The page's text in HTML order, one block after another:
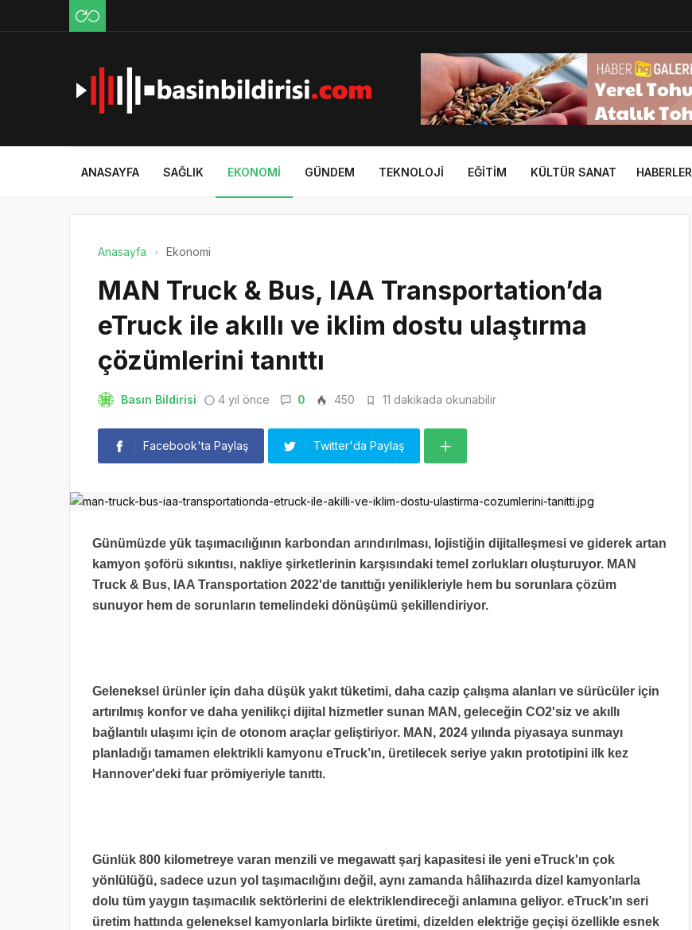
ANASAYFA SAĞLIK EKONOMI GÜNDEM TEKNOLOJI EĞITIM KÜLTÜR SANAT HABERLER
Anasayfa Ekonomi
MAN Truck & Bus, IAA Transportation’da
eTruck ile akıllı ve iklim dostu ulaştırma
çözümlerini tanıttı
Basın Bildirisi 4 yıl önce 0 450 11 dakikada okunabilir
Facebook'ta Paylaş Twitter'da Paylaş
Günümüzde yük taşımacılığının karbondan arındırılması, lojistiğin dijitalleşmesi ve giderek artan
kamyon şoförü sıkıntısı, nakliye şirketlerinin karşısındaki temel zorlukları oluşturuyor. MAN
Truck & Bus, IAA Transportation 2022'de tanıttığı yenilikleriyle hem bu sorunlara çözüm
sunuyor hem de sorunların temelindeki dönüşümü şekillendiriyor.
Geleneksel ürünler için daha düşük yakıt tüketimi, daha cazip çalışma alanları ve sürücüler için
artırılmış konfor ve daha yenilikçi dijital hizmetler sunan MAN, geleceğin CO2'siz ve akıllı
bağlantılı ulaşımı için de otonom araçlar geliştiriyor. MAN, 2024 yılında piyasaya sunmayı
planladığı tamamen elektrikli kamyonu eTruck’ın, üretilecek seriye yakın prototipini ilk kez
Hannover'deki fuar prömiyeriyle tanıttı.
Günlük 800 kilometreye varan menzili ve megawatt şarj kapasitesi ile yeni eTruck'ın çok
yönlülüğü, sadece uzun yol taşımacılığını değil, aynı zamanda hâlihazırda dizel kamyonlarla
dolu tüm yaygın taşımacılık sektörlerini de elektriklendireceği anlamına geliyor. eTruck’ın seri
üretim hattında geleneksel kamyonlarla birlikte üretimi, dizelden elektriğe geçişi özellikle esnek